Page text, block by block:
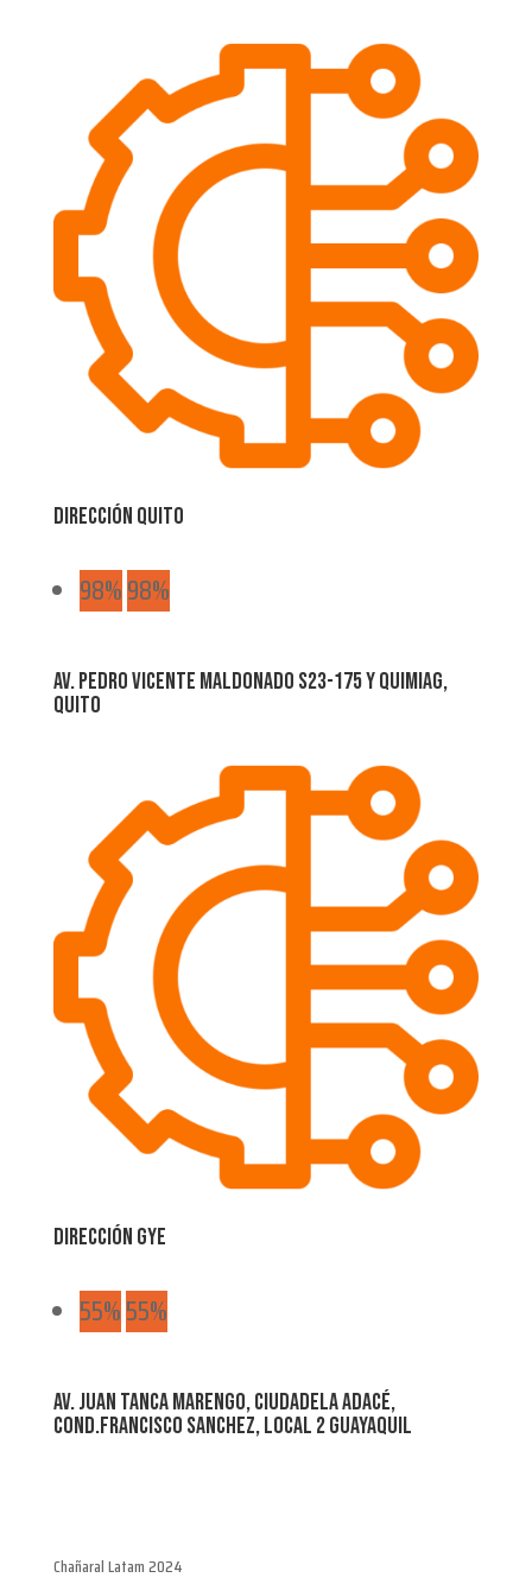
Dirección Quito
98%98%
Av. Pedro Vicente Maldonado S23-175 y Quimiag,
Quito
Dirección GYE
55%55%
Av. Juan Tanca Marengo, ciudadela Adacé,
cond.Francisco Sanchez, Local 2 Guayaquil
Chañaral Latam 2024